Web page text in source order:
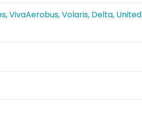
VivaAerobus, Volaris, Delta, United